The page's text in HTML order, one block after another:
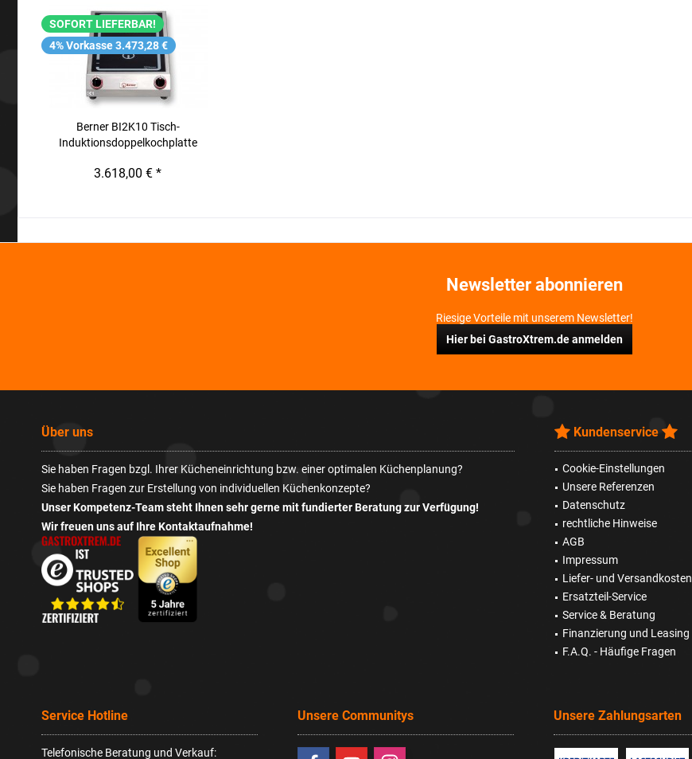
SOFORT LIEFERBAR!
4% Vorkasse 3.473,28 €
Berner BI2K10 Tisch-
Induktionsdoppelkochplatte
3.618,00 € *
Newsletter abonnieren
Riesige Vorteile mit unserem Newsletter!
Hier bei GastroXtrem.de anmelden
Über uns
Sie haben Fragen bzgl. Ihrer Kücheneinrichtung bzw. einer optimalen Küchenplanung?
Sie haben Fragen zur Erstellung von individuellen Küchenkonzepte?
Unser Kompetenz-Team steht Ihnen sehr gerne mit fundierter Beratung zur Verfügung!
Wir freuen uns auf Ihre Kontaktaufnahme!
Kundenservice
Cookie-Einstellungen
Unsere Referenzen
Datenschutz
rechtliche Hinweise
AGB
Impressum
Liefer- und Versandkosten
Ersatzteil-Service
Service & Beratung
Finanzierung und Leasing
F.A.Q. - Häufige Fragen
Service Hotline
Telefonische Beratung und Verkauf:
Unsere Communitys Unsere Zahlungsarten